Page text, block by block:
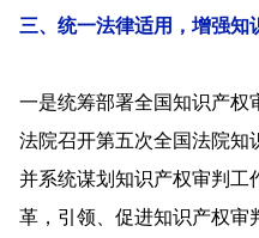
三、统一法律适用，增强知
一是统筹部署全国知识产权
法院召开第五次全国法院知
并系统谋划知识产权审判工
革，引领、促进知识产权审